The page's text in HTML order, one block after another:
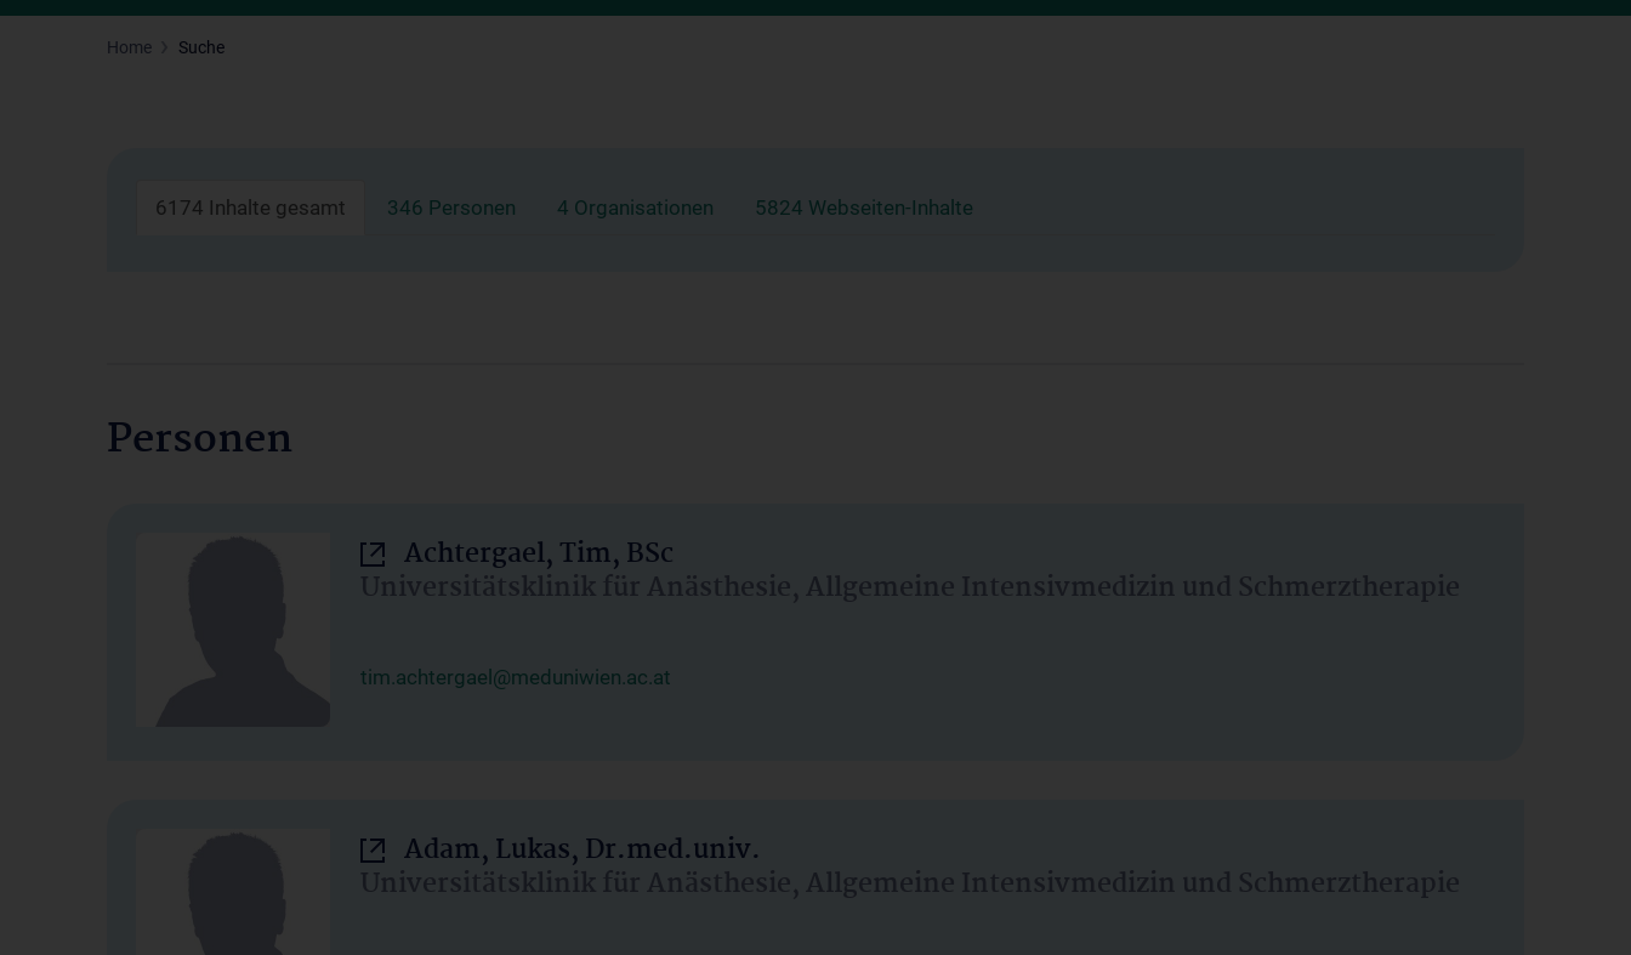
Home Suche
6174 Inhalte gesamt 346 Personen 4 Organisationen 5824 Webseiten-Inhalte
Personen
Achtergael, Tim, BSc
Universitätsklinik für Anästhesie, Allgemeine Intensivmedizin und Schmerztherapie
tim.achtergael@meduniwien.ac.at
Adam, Lukas, Dr.med.univ.
Universitätsklinik für Anästhesie, Allgemeine Intensivmedizin und Schmerztherapie